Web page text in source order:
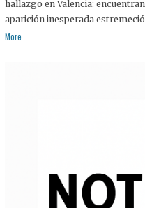
hallazgo en Valencia:
aparición inesperada
More